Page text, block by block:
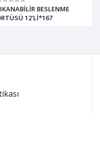
BESLENME
12'Lİ*167